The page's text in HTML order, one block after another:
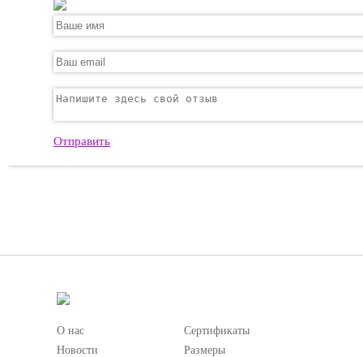
Отправить
О нас
Новости
Сертификаты
Размеры